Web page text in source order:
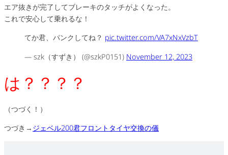
エア抜きが完了してブレーキのタッチがよくなった。
これで安心して乗れるな！
てか君、パンクしてね？ pic.twitter.com/VA7xNxVzbT
— szk（すずき） (@szkP0151) November 12, 2023
は？？？？
（つづく！）
つづき→ ジェベル200君フロントタイヤ交換の儀